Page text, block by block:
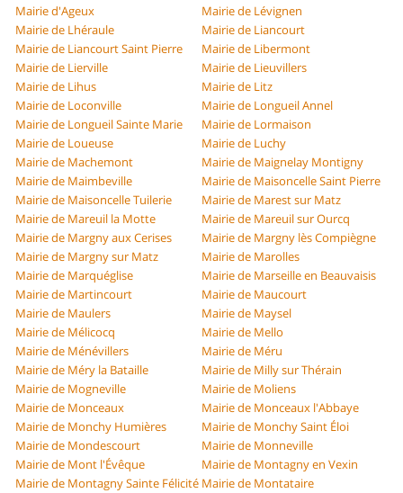
Mairie d'Ageux
Mairie de Lévignen
Mairie de Lhéraule
Mairie de Liancourt
Mairie de Liancourt Saint Pierre
Mairie de Libermont
Mairie de Lierville
Mairie de Lieuvillers
Mairie de Lihus
Mairie de Litz
Mairie de Loconville
Mairie de Longueil Annel
Mairie de Longueil Sainte Marie
Mairie de Lormaison
Mairie de Loueuse
Mairie de Luchy
Mairie de Machemont
Mairie de Maignelay Montigny
Mairie de Maimbeville
Mairie de Maisoncelle Saint Pierre
Mairie de Maisoncelle Tuilerie
Mairie de Marest sur Matz
Mairie de Mareuil la Motte
Mairie de Mareuil sur Ourcq
Mairie de Margny aux Cerises
Mairie de Margny lès Compiègne
Mairie de Margny sur Matz
Mairie de Marolles
Mairie de Marquéglise
Mairie de Marseille en Beauvaisis
Mairie de Martincourt
Mairie de Maucourt
Mairie de Maulers
Mairie de Maysel
Mairie de Mélicocq
Mairie de Mello
Mairie de Ménévillers
Mairie de Méru
Mairie de Méry la Bataille
Mairie de Milly sur Thérain
Mairie de Mogneville
Mairie de Moliens
Mairie de Monceaux
Mairie de Monceaux l'Abbaye
Mairie de Monchy Humières
Mairie de Monchy Saint Éloi
Mairie de Mondescourt
Mairie de Monneville
Mairie de Mont l'Évêque
Mairie de Montagny en Vexin
Mairie de Montagny Sainte Félicité Mairie de Montataire